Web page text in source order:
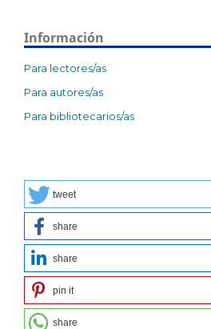
Información
Para lectores/as
Para autores/as
Para bibliotecarios/as
tweet
share
share
pin it
share